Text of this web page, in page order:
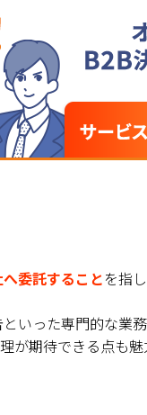
委託することを指し
いった専門的な業
期待できる点も魅